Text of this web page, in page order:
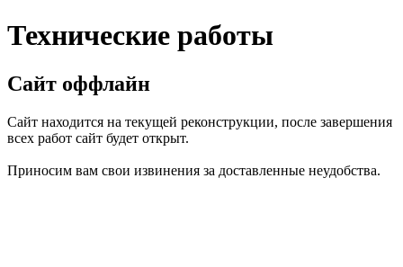
Технические работы
Сайт оффлайн
Сайт находится на текущей реконструкции, после завершения
всех работ сайт будет открыт.
Приносим вам свои извинения за доставленные неудобства.